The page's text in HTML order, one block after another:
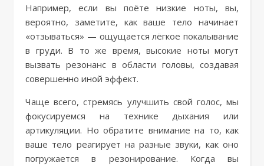
Например, если вы поёте низкие ноты, вы,
вероятно, заметите, как ваше тело начинает
«отзываться» — ощущается лёгкое покалывание
в груди. В то же время, высокие ноты могут
вызвать резонанс в области головы, создавая
совершенно иной эффект.
Чаще всего, стремясь улучшить свой голос, мы
фокусируемся на технике дыхания или
артикуляции. Но обратите внимание на то, как
ваше тело реагирует на разные звуки, как оно
погружается в резонирование. Когда вы